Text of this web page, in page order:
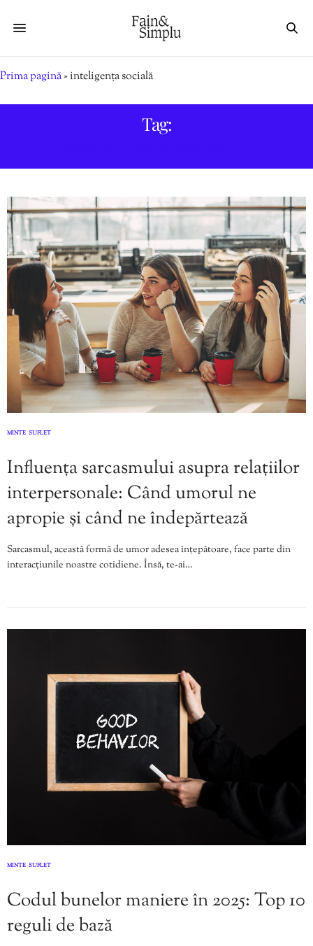
Prima pagină»inteligența socială
Tag:
MINTE SUFLET
Influența sarcasmului asupra relațiilor
interpersonale: Când umorul ne
apropie și când ne îndepărtează
Sarcasmul, această formă de umor adesea înțepătoare, face parte din
interacțiunile noastre cotidiene. Însă, te-ai…
MINTE SUFLET
Codul bunelor maniere în 2025: Top 10
reguli de bază